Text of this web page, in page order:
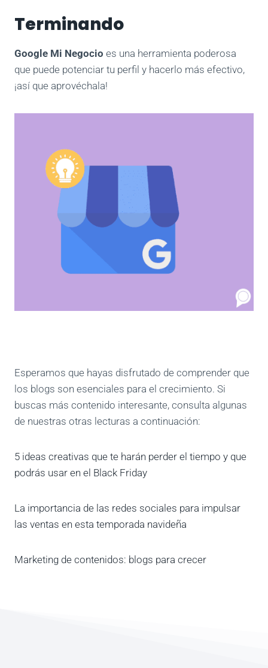
Terminando
Google Mi Negocio es una herramienta poderosa
que puede potenciar tu perfil y hacerlo más efectivo,
¡así que aprovéchala!
Esperamos que hayas disfrutado de comprender que
los blogs son esenciales para el crecimiento. Si
buscas más contenido interesante, consulta algunas
de nuestras otras lecturas a continuación:
5 ideas creativas que te harán perder el tiempo y que
podrás usar en el Black Friday
La importancia de las redes sociales para impulsar
las ventas en esta temporada navideña
Marketing de contenidos: blogs para crecer